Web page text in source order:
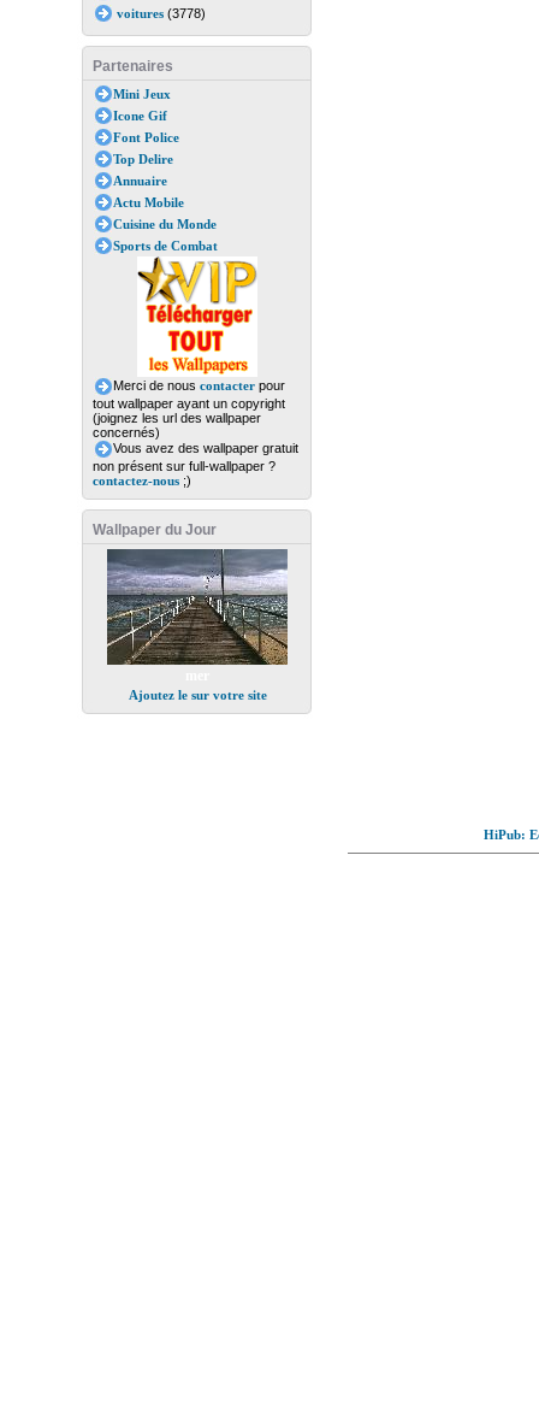
voitures(3778)
Partenaires
Mini Jeux
Icone Gif
Font Police
Top Delire
Annuaire
Actu Mobile
Cuisine du Monde
Sports de Combat
Merci de nous contacterpour
tout wallpaper ayant un copyright
(joignez les url des wallpaper
concernés)
Vous avez des wallpaper gratuit
non présent sur full-wallpaper ?
contactez-nous;)
Wallpaper du Jour
Ajoutez le sur votre site
HiPub: